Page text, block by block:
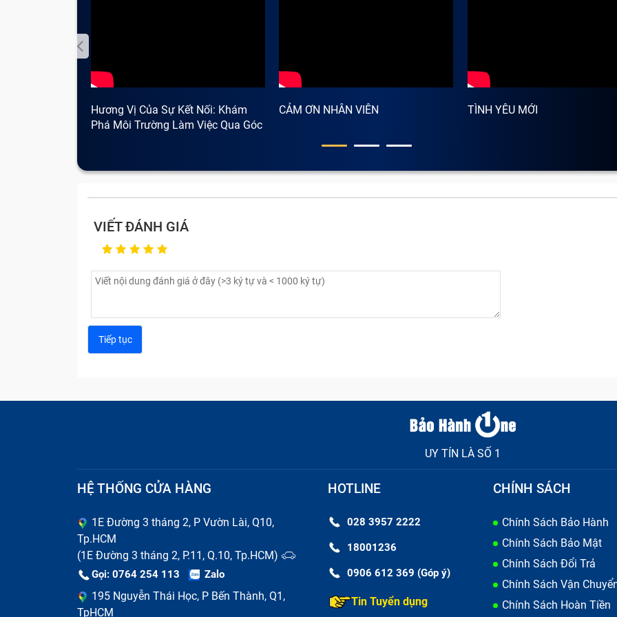
Một chiếc smartphone chứa rất nhiều linh kiện, bộ phận. Nếu một trong chúng bị lỗi, hỏng thì bạn
không ít phiền toái, rắc rối khi sử dụng; nghiêm trọng hơn có thể phải thay máy mới nếu không sửa
thời. Vậy các lỗi, hỏng linh kiện cần mang sửa điện thoại Nokia không nhận là gì?
Sửa chữa điện thoại Nokia không nhận bao gồm những gì?
Thay pin điện thoại Nokia không nhận
Pin điện thoại là linh kiện có tuổi thọ ngắn nhất so với các bộ phận của máy. Khi pin của bạn có
phồng rộp, chai lỳ, thời gian sử dụng ngắn thì báo hiệu đã tới lúc thay pin cho chiếc điện thoại Nokia
nhận của bạn. Nếu kéo dài tình trạng hỏng pin, có thể gây cháy nổ khi sạc máy cũng như sử dụng.
Hương Vị Của Sự Kết Nối: Khám
Phá Môi Trường Làm Việc Qua Góc
CẢM ƠN NHÂN VIÊN TÌNH YÊU MỚI
VIẾT ĐÁNH GIÁ
UY TÍN LÀ SỐ 1
HỆ THỐNG CỬA HÀNG
1E Đường 3 tháng 2, P Vườn Lài, Q10,
Tp.HCM
(1E Đường 3 tháng 2, P.11, Q.10, Tp.HCM)
Gọi: 0764 254 113 Zalo
195 Nguyễn Thái Học, P Bến Thành, Q1,
TpHCM
HOTLINE
028 3957 2222
18001236
0906 612 369 (Góp ý)
Tin Tuyển dụng
CHÍNH SÁCH
Chính Sách Bảo Hành
Chính Sách Bảo Mật
Chính Sách Đổi Trả
Chính Sách Vận
Chính Sách Hoàn Tiền